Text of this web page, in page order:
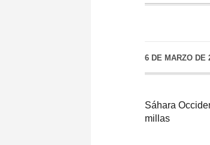
6 DE MARZO DE
Sáhara
millas